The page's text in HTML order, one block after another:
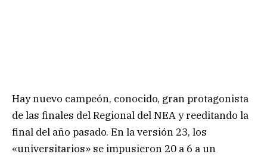
Hay nuevo campeón, conocido, gran protagonista
de las finales del Regional del NEA y reeditando la
final del año pasado. En la versión 23, los
«universitarios» se impusieron 20 a 6 a un